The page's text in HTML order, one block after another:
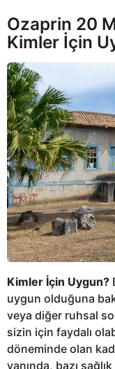
Ozaprin 20
Kimler İçin
Kimler İçin Uygun?
uygun olduğuna
veya diğer ruhsal
sizin için faydalı
döneminde olan
yanında, bazı